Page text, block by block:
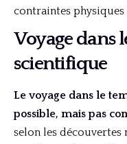
contraintes physiques
Voyage dans
scientifique
Le voyage dans le
possible, mais pas
selon les découvertes